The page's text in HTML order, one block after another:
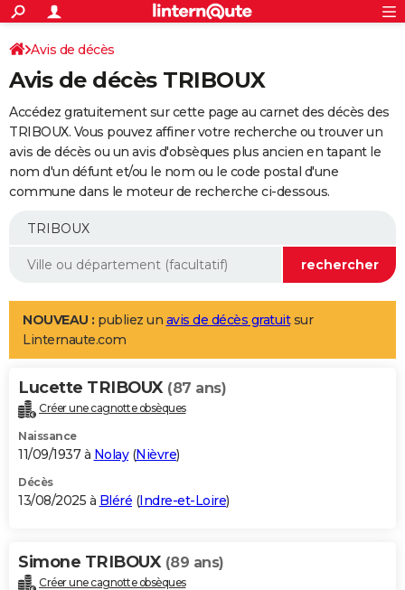
ACTUALITÉS
Politique
Société
Faits Divers
Education
Monde
Villes
+
SPORT
Coupe du monde 2026
Football
Tennis
Cyclisme
Rugby
Forum
Programme TV
TNT
Streaming
Cinéma
Sorties cinéma
Musique
+
FINANCE
Retraite
Epargne
Immobilier
Risques naturels par ville
Banque
Assurance
AUTO
Essais
Réserver un essai
Citadines
Berlines
SUV
Forum auto
+
Mobiles
Meilleur smartphone
Internet
Ordinateurs
Jeux vidéo
Guide high-tech
Aménagement intérieur
LIFESTYLE
Art de vivre
Bien-être
Loisirs
Mode
Modes de vie
Alimentation
Guide de la santé
Maladies
Médicaments
Sommeil
VOYAGE
Destinations
City break
Voyage nature
Voyage de noces
Forum
Climat
+PHOTO
GUIDES D'ACHAT
BONS PLANS
Carte de Noël
Carte Bonne année
Carte Saint-Valentin
Carte Pâques
Carte d'anniversaire
DICTIONNAIRE
Avis de décès
Avis de décès TRIBOUX
Accédez gratuitement sur cette page au carnet des décès des
TRIBOUX. Vous pouvez affiner votre recherche ou trouver un
avis de décès ou un avis d'obsèques plus ancien en tapant le
nom d'un défunt et/ou le nom ou le code postal d'une
commune dans le moteur de recherche ci-dessous.
NOUVEAU : publiez un avis de décès gratuitsur
Linternaute.com
Lucette TRIBOUX (87 ans)
Créer une cagnotte obsèques
Naissance
11/09/1937 à Nolay(Nièvre)
Décès
13/08/2025 à Bléré (Indre-et-Loire)
Simone TRIBOUX (89 ans)
Créer une cagnotte obsèques